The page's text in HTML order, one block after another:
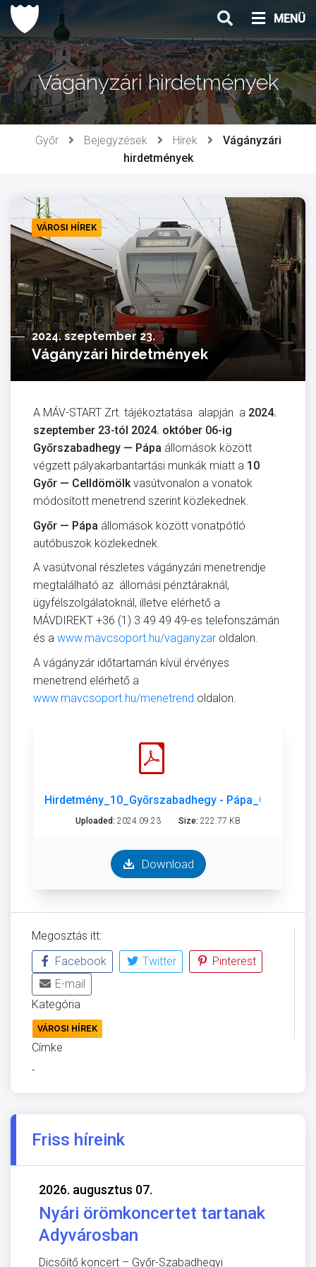
Ugrás
tartalomhoz
MENÜ
Vágányzári hirdetmények
Győr Bejegyzések Hírek
Vágányzári
hirdetmények
VÁROSI HÍREK
2024. szeptember 23.
Vágányzári hirdetmények
A MÁV-START Zrt. tájékoztatása alapján a 2024.
szeptember 23-tól 2024. október 06-ig
Győrszabadhegy — Pápa állomások között
végzett pályakarbantartási munkák miatt a 10
Győr — Celldömölkvasútvonalon a vonatok
módosított menetrend szerint közlekednek.
Győr — Pápa állomások között vonatpótló
autóbuszok közlekednek.
A vasútvonal részletes vágányzári menetrendje
megtalálható az állomási pénztáraknál,
ügyfélszolgálatoknál, illetve elérhető a
MÁVDIREKT +36 (1) 3 49 49 49-es telefonszámán
és a www.mavcsoport.hu/vaganyzar oldalon.
A vágányzár időtartamán kívül érvényes
menetrend elérhető a
www.mavcsoport.hu/menetrend oldalon.
Hirdetmény_10_Győrszabadhegy -
Uploaded: 2024.09.23 Size: 222.77 KB
Download
Megosztás itt:
Facebook
Twitter
Pinterest
E-mail
Kategória
VÁROSI HÍREK
Címke
-
Friss híreink
2026. augusztus 07.
Nyári örömkoncertet tartanak
Adyvárosban
Dicsőítő koncert – Győr-Szabadhegyi